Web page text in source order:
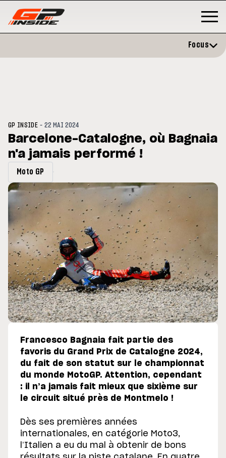
en septembre
MOTOGP / MOTO GP
Focus
GP INSIDE -22 MAI 2024
Barcelone-Catalogne, où Bagnaia
n'a jamais performé !
Moto GP
Francesco Bagnaia fait partie des
favoris du Grand Prix de Catalogne 2024,
du fait de son statut sur le championnat
du monde MotoGP. Attention, cependant
: il n’a jamais fait mieux que sixième sur
le circuit situé près de Montmelo !
Dès ses premières années
internationales, en catégorie Moto3,
l’Italien a eu du mal à obtenir de bons